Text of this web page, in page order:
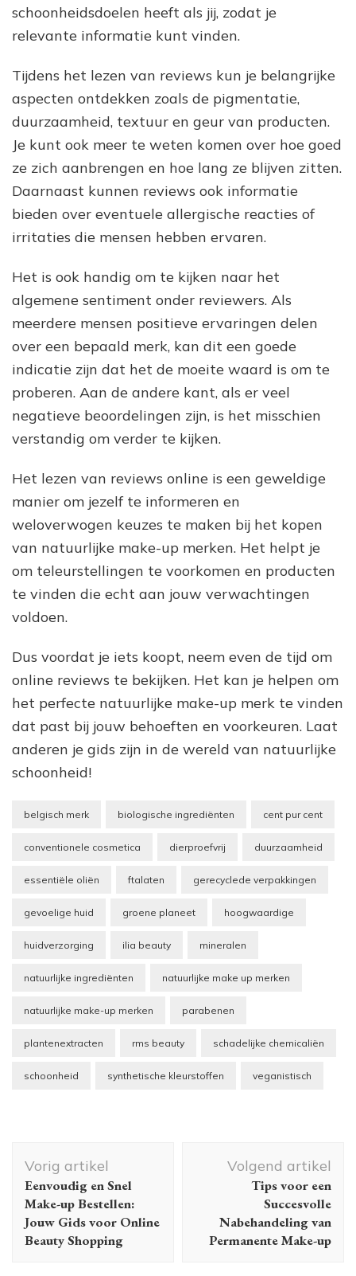
schoonheidsdoelen heeft als jij, zodat je
relevante informatie kunt vinden.
Tijdens het lezen van reviews kun je belangrijke
aspecten ontdekken zoals de pigmentatie,
duurzaamheid, textuur en geur van producten.
Je kunt ook meer te weten komen over hoe goed
ze zich aanbrengen en hoe lang ze blijven zitten.
Daarnaast kunnen reviews ook informatie
bieden over eventuele allergische reacties of
irritaties die mensen hebben ervaren.
Het is ook handig om te kijken naar het
algemene sentiment onder reviewers. Als
meerdere mensen positieve ervaringen delen
over een bepaald merk, kan dit een goede
indicatie zijn dat het de moeite waard is om te
proberen. Aan de andere kant, als er veel
negatieve beoordelingen zijn, is het misschien
verstandig om verder te kijken.
Het lezen van reviews online is een geweldige
manier om jezelf te informeren en
weloverwogen keuzes te maken bij het kopen
van natuurlijke make-up merken. Het helpt je
om teleurstellingen te voorkomen en producten
te vinden die echt aan jouw verwachtingen
voldoen.
Dus voordat je iets koopt, neem even de tijd om
online reviews te bekijken. Het kan je helpen om
het perfecte natuurlijke make-up merk te vinden
dat past bij jouw behoeften en voorkeuren. Laat
anderen je gids zijn in de wereld van natuurlijke
schoonheid!
belgisch merk biologische ingrediënten cent pur cent
conventionele cosmetica dierproefvrij duurzaamheid
essentiële oliën ftalaten gerecyclede verpakkingen
gevoelige huid groene planeet hoogwaardige
huidverzorging ilia beauty mineralen
natuurlijke ingrediënten natuurlijke make up merken
natuurlijke make-up merken parabenen
plantenextracten rms beauty schadelijke chemicaliën
schoonheid synthetische kleurstoffen veganistisch
Vorig artikel
Eenvoudig en Snel
Make-up Bestellen:
Jouw Gids voor Online
Beauty Shopping
Volgend artikel
Tips voor een
Succesvolle
Nabehandeling van
Permanente Make-up